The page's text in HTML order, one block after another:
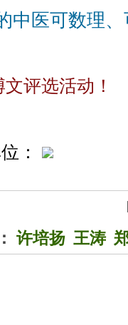
中医可数理
评选活动！
：
许培扬 王涛